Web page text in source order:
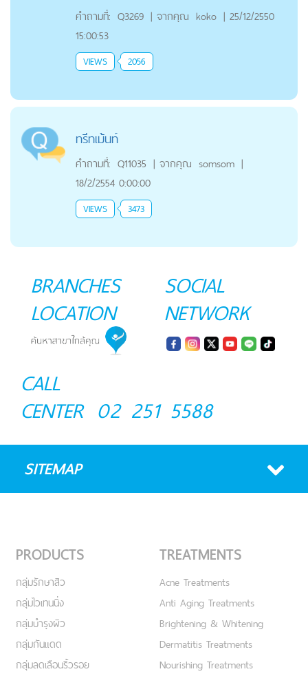
คำถามที่: Q3269 | จากคุณ koko | 25/12/2550
15:00:53
VIEWS 2056
ทรีทเม้นท์
คำถามที่: Q11035 | จากคุณ somsom |
18/2/2554 0:00:00
VIEWS 3473
BRANCHES
LOCATION
SOCIAL
NETWORK
CALL
CENTER 02 251 5588
SITEMAP
PRODUCTS
กลุ่มรักษาสิว
กลุ่มไวเทนนิ่ง
กลุ่มบำรุงผิว
กลุ่มกันแดด
กลุ่มลดเลือนริ้วรอย
TREATMENTS
Acne Treatments
Anti Aging Treatments
Brightening & Whitening
Dermatitis Treatments
Nourishing Treatments